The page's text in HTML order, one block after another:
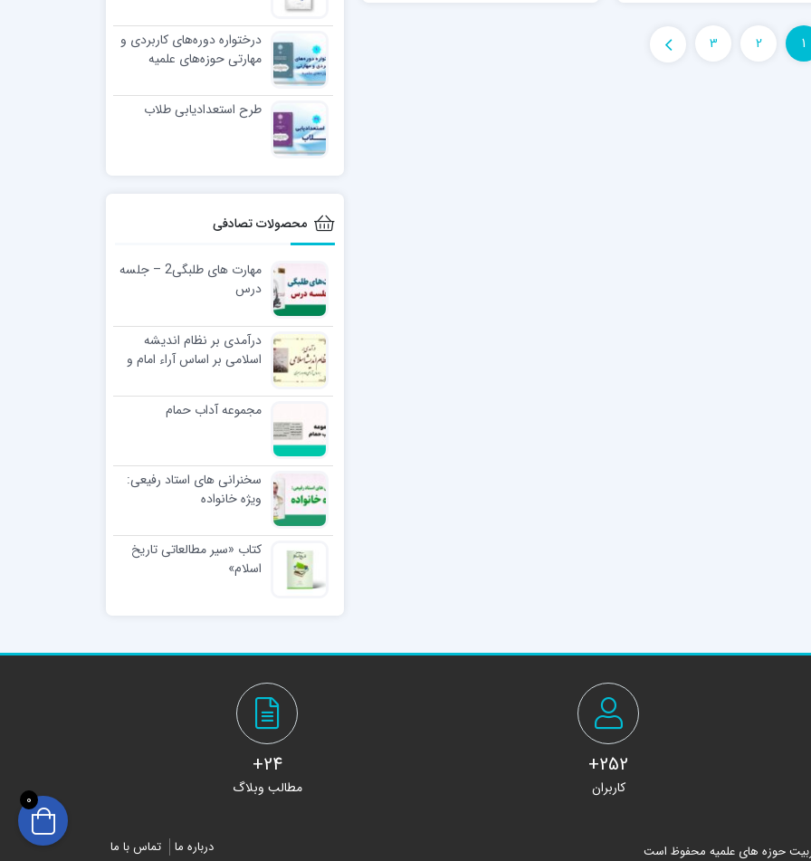
1
2
3
درختواره دوره‌های کاربردی و
مهارتی حوزه‌های علمیه
طرح استعدادیابی طلاب
محصولات تصادفی
مهارت های طلبگی2 – جلسه
درس
درآمدی بر نظام اندیشه
اسلامی بر اساس آراء امام و
مجموعه آداب حمام
سخنرانی های استاد رفیعی:
ویژه خانواده
کتاب «سیر مطالعاتی تاریخ
اسلام»
252+
کاربران
24+
مطالب وبلاگ
حوزه های علمیه محفوظ است درباره ما تماس با ما
0